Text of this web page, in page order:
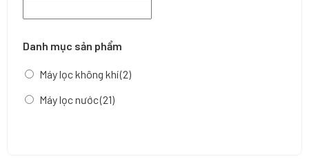
Danh mục sản phẩm
Máy lọc không khí(2)
Máy lọc nước(21)